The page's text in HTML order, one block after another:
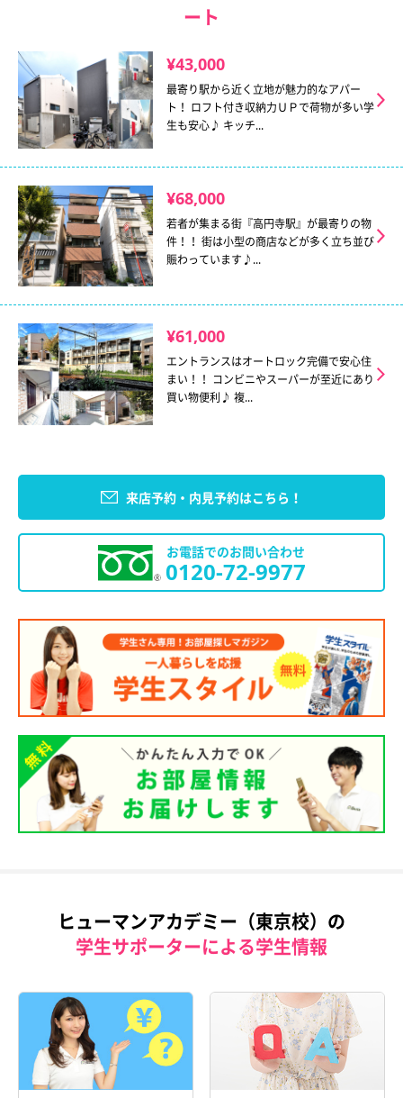
ート
¥43,000
最寄り駅から近く立地が魅力的なアパー
ト！ ロフト付き収納力ＵＰで荷物が多い学
生も安心♪ キッチ...
¥68,000
若者が集まる街『高円寺駅』が最寄りの物
件！！ 街は小型の商店などが多く立ち並び
賑わっています♪...
¥61,000
エントランスはオートロック完備で安心住
まい！！ コンビニやスーパーが至近にあり
買い物便利♪ 複...
来店予約・内見予約はこちら！
お電話でのお問い合わせ
0120-72-9977
ヒューマンアカデミー（東京校）の
学生サポーターによる学生情報